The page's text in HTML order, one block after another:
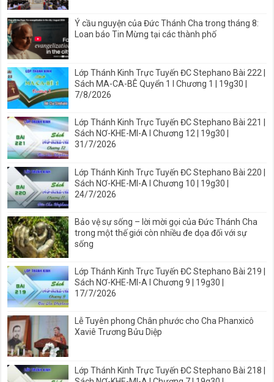
Ý cầu nguyện của Đức Thánh Cha trong tháng 8:
Loan báo Tin Mừng tại các thành phố
Lớp Thánh Kinh Trực Tuyến ĐC Stephano Bài 222 |
Sách MA-CA-BÊ Quyển 1 I Chương 1 | 19g30 |
7/8/2026
Lớp Thánh Kinh Trực Tuyến ĐC Stephano Bài 221 |
Sách NƠ-KHE-MI-A I Chương 12 | 19g30 |
31/7/2026
Lớp Thánh Kinh Trực Tuyến ĐC Stephano Bài 220 |
Sách NƠ-KHE-MI-A I Chương 10 | 19g30 |
24/7/2026
Bảo vệ sự sống – lời mời gọi của Đức Thánh Cha
trong một thế giới còn nhiều đe dọa đối với sự
sống
Lớp Thánh Kinh Trực Tuyến ĐC Stephano Bài 219 |
Sách NƠ-KHE-MI-A I Chương 9 | 19g30 |
17/7/2026
Lễ Tuyên phong Chân phước cho Cha Phanxicô
Xaviê Trương Bửu Diệp
Lớp Thánh Kinh Trực Tuyến ĐC Stephano Bài 218 |